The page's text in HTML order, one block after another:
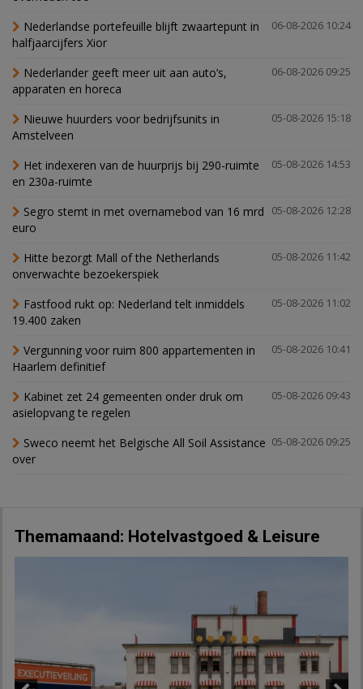
06-08-2026 10:24
Nederlandse portefeuille blijft zwaartepunt in
halfjaarcijfers Xior
06-08-2026 09:25
Nederlander geeft meer uit aan auto’s,
apparaten en horeca
05-08-2026 15:18
Nieuwe huurders voor bedrijfsunits in
Amstelveen
05-08-2026 14:53
Het indexeren van de huurprijs bij 290-ruimte
en 230a-ruimte
05-08-2026 12:28
Segro stemt in met overnamebod van 16 mrd
euro
05-08-2026 11:42
Hitte bezorgt Mall of the Netherlands
onverwachte bezoekerspiek
05-08-2026 11:02
Fastfood rukt op: Nederland telt inmiddels
19.400 zaken
05-08-2026 10:41
Vergunning voor ruim 800 appartementen in
Haarlem definitief
05-08-2026 09:43
Kabinet zet 24 gemeenten onder druk om
asielopvang te regelen
05-08-2026 09:25
Sweco neemt het Belgische All Soil Assistance
over
Themamaand: Hotelvastgoed & Leisure